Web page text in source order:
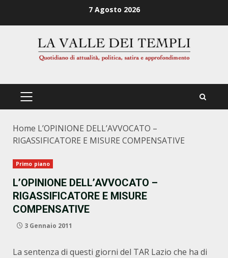
7 Agosto 2026
PRIMÄRES
Home L’OPINIONE DELL’AVVOCATO –
RIGASSIFICATORE E MISURE COMPENSATIVE
Primo piano
L’OPINIONE DELL’AVVOCATO –
RIGASSIFICATORE E MISURE
COMPENSATIVE
3 Gennaio 2011
La sentenza di questi giorni del TAR Lazio che ha di